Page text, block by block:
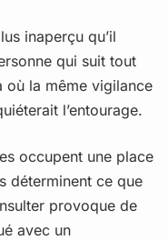
inaperçu qu’il
qui suit tout
où la même vigilance
l’entourage.
occupent une place
déterminent ce que
provoque de
avec un